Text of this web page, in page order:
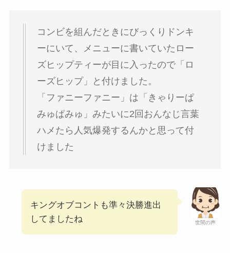
コンビを組んだときにびっくりドンキ
ーにいて、メニューに書いていたロー
ズヒップティーが目に入ったので「ロ
ーズヒップ」と付けました。
「ファニーファニー」は「きゃりーぱ
みゅぱみゅ」みたいに2回おんなじ言葉
ハメたら人気爆発するんかと思って付
けました
世間の声
キングオブコントも準々決勝進出
してましたね